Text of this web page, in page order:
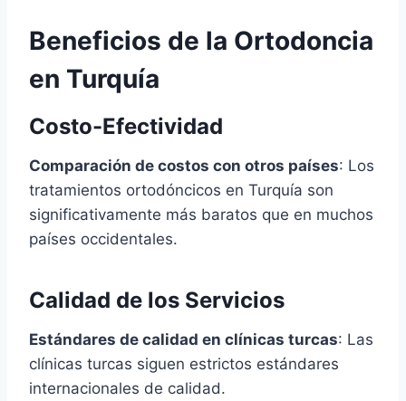
Beneficios de la Ortodoncia
en Turquía
Costo-Efectividad
Comparación de costos con otros países: Los
tratamientos ortodóncicos en Turquía son
significativamente más baratos que en muchos
países occidentales.
Calidad de los Servicios
Estándares de calidad en clínicas turcas: Las
clínicas turcas siguen estrictos estándares
internacionales de calidad.